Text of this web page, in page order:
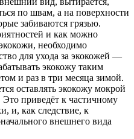
по швам, а на поверхности
забиваются грязью.
и как можно
необходимо
для ухода за экокожей —
экокожу таким
и раз в три месяца зимой.
оставлять экокожу мокрой
приведёт к частичному
и, как следствие, к
внешнего вида